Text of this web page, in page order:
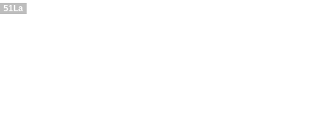
51La